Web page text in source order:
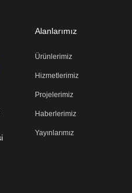
Alanlarımız
Ürünlerimiz
Hizmetlerimiz
Projelerimiz
Haberlerimiz
Yayınlarımız